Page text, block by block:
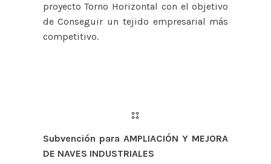
proyecto Torno Horizontal con el objetivo
de Conseguir un tejido empresarial más
competitivo.
Subvención para AMPLIACIÓN Y MEJORA
DE NAVES INDUSTRIALES